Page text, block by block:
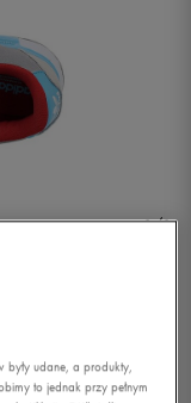
1/1
były udane, a produkty,
to jednak przy pełnym